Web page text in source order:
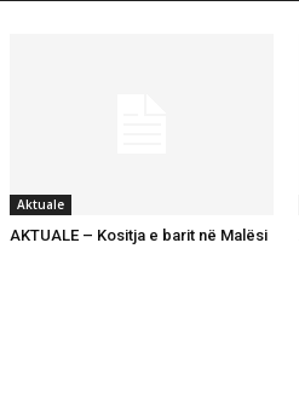
Aktuale
AKTUALE – Kositja e barit në Malësi